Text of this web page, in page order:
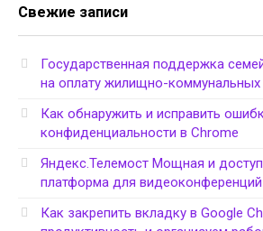
Свежие записи
Государственная поддержка
на оплату жилищно-коммунальных
Как обнаружить и исправить
конфиденциальности в Chrome
Яндекс.Телемост Мощная и
платформа для видеоконференций
Как закрепить вкладку в Google